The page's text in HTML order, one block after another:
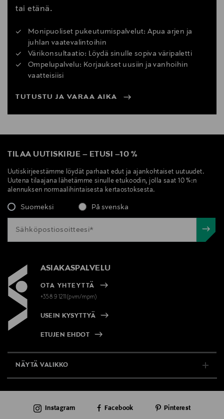
tai etänä.
Monipuoliset pukeutumispalvelut: Apua arjen ja
juhlan vaatevalintoihin
Värikonsultaatio: Löydä sinulle sopiva väripaletti
Ompelupalvelu: Korjaukset uusiin ja vanhoihin
vaatteisiisi
TUTUSTU JA VARAA AIKA
TILAA UUTISKIRJE – ETUSI –10 %
Uutiskirjeestämme löydät parhaat edut ja ajankohtaiset uutuudet.
Uutena tilaajana lähetämme sinulle etukoodin, jolla saat 10 %:n
alennuksen normaalihintaisesta kertaostoksesta.
Suomeksi På svenska
ASIAKASPALVELU
OTA YHTEYTTÄ
+358 9 1211(pvm/mpm)
USEIN KYSYTTYÄ
ETUJEN EHDOT
NÄYTÄ VALIKKO
AJANKOHTAISTA
Instagram Facebook Pinterest